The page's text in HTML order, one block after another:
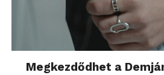
Megkezdődhet a